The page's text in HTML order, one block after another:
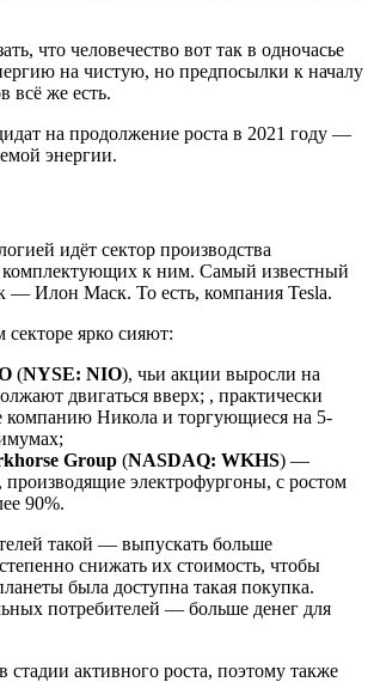
что человечество вот так в одночасье
на чистую, но предпосылки к началу
всё же есть.
на продолжение роста в 2021 году —
энергии.
идёт сектор производства
комплектующих к ним. Самый известный
— Илон Маск. То есть, компания Tesla.
ярко сияют:
(NYSE: NIO), чьи акции выросли на
двигаться вверх; , практически
Никола и торгующиеся на 5-
Group (NASDAQ: WKHS) —
электрофургоны, с ростом
90%.
такой — выпускать больше
снижать их стоимость, чтобы
была доступна такая покупка.
потребителей — больше денег для
стадии активного роста, поэтому также